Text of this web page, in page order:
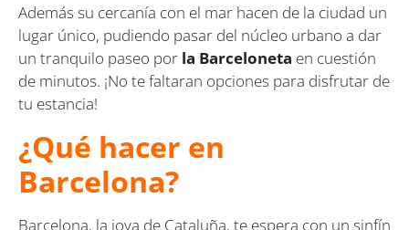
Además su cercanía con el mar hacen de la ciudad un
lugar único, pudiendo pasar del núcleo urbano a dar
un tranquilo paseo por la Barceloneta en cuestión
de minutos. ¡No te faltaran opciones para disfrutar de
tu estancia!
¿Qué hacer en
Barcelona?
Barcelona, la joya de Cataluña, te espera con un sinfín